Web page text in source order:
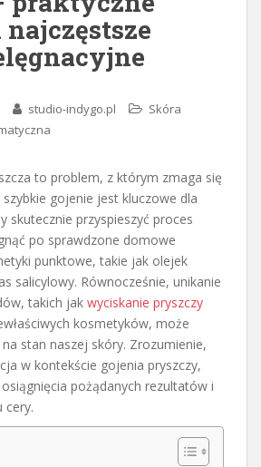
studio-indygo.pl
Skóra
to problem, z którym zmaga się
gojenie jest kluczowe dla
skutecznie przyspieszyć proces
po sprawdzone domowe
punktowe, takie jak olejek
salicylowy. Równocześnie, unikanie
takich jak wyciskanie pryszczy
kosmetyków, może
na stan naszej skóry. Zrozumienie,
w kontekście gojenia pryszczy,
pożądanych rezultatów i
cery.